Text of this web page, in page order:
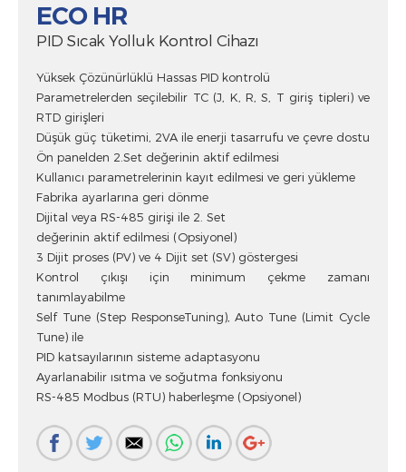
ECO HR
PID Sıcak Yolluk Kontrol Cihazı
Yüksek Çözünürlüklü Hassas PID kontrolü
Parametrelerden seçilebilir TC (J, K, R, S, T giriş tipleri) ve
RTD girişleri
Düşük güç tüketimi, 2VA ile enerji tasarrufu ve çevre dostu
Ön panelden 2.Set değerinin aktif edilmesi
Kullanıcı parametrelerinin kayıt edilmesi ve geri yükleme
Fabrika ayarlarına geri dönme
Dijital veya RS-485 girişi ile 2. Set
değerinin aktif edilmesi (Opsiyonel)
3 Dijit proses (PV) ve 4 Dijit set (SV) göstergesi
Kontrol çıkışı için minimum çekme zamanı
tanımlayabilme
Self Tune (Step ResponseTuning), Auto Tune (Limit Cycle
Tune) ile
PID katsayılarının sisteme adaptasyonu
Ayarlanabilir ısıtma ve soğutma fonksiyonu
RS-485 Modbus (RTU) haberleşme (Opsiyonel)